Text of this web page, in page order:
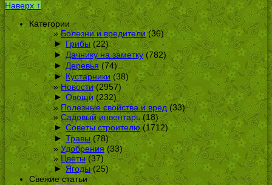
Наверх ↑
Категории
Болезни и вредители(36)
► Грибы(22)
► Дачнику на заметку (782)
► Деревья (74)
► Кустарники (38)
Новости(2957)
► Овощи (232)
Полезные свойства и вред(33)
Садовый инвентарь(18)
► Советы строителю(1712)
► Травы(78)
Удобрения (33)
Цветы(37)
► Ягоды(25)
Свежие статьи